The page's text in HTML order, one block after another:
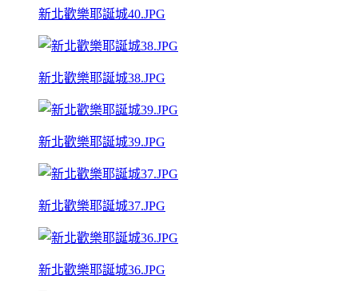
新北歡樂耶誕城40.JPG
新北歡樂耶誕城38.JPG
新北歡樂耶誕城39.JPG
新北歡樂耶誕城37.JPG
新北歡樂耶誕城36.JPG